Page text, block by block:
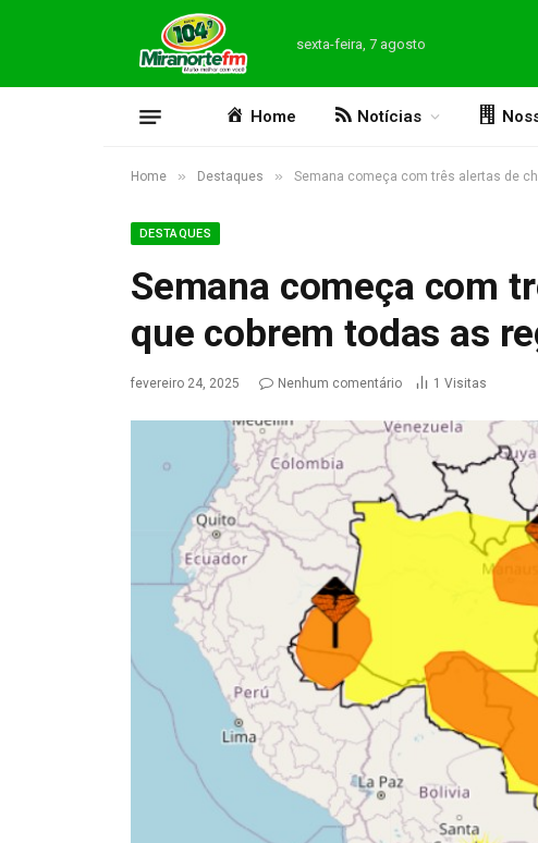
sexta-feira, 7 agosto
Home Notícias
Home » Destaques » Semana começa com três alertas de
DESTAQUES
Semana começa com
que cobrem todas as
fevereiro 24, 2025 Nenhum comentário 1 Visitas